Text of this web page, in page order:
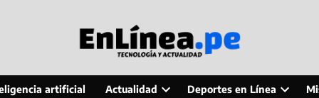
artificial Actualidad Deportes en Línea